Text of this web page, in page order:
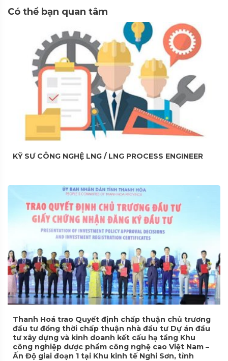
Có thể bạn quan tâm
KỸ SƯ CÔNG NGHỆ LNG / LNG PROCESS ENGINEER
Thanh Hoá trao Quyết định chấp thuận chủ trương
đầu tư đồng thời chấp thuận nhà đầu tư Dự án đầu
tư xây dựng và kinh doanh kết cấu hạ tầng Khu
công nghiệp dược phẩm công nghệ cao Việt Nam –
Ấn Độ giai đoạn 1 tại Khu kinh tế Nghi Sơn, tỉnh